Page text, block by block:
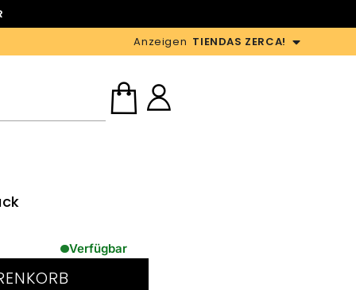
Anzeigen TIENDAS ZERCA!
Verfügbar